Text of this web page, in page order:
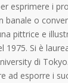
esprimere i
banale o
pittrice e
1975. Si è
di
ad esporre i